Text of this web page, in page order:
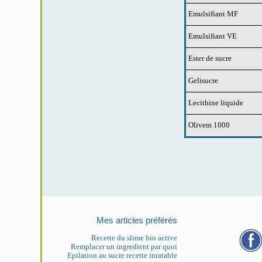
Emulsifiant MF
Emulsifiant VE
Ester de sucre
Gelisucre
Lecithine liquide
Olivem 1000
Mes articles préférés
Recette du slime bio active
Remplacer un ingredient par quoi
Epilation au sucre recette inratable